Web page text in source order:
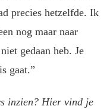
precies hetzelfde. Ik
nog maar naar
gedaan heb. Je
gaat.”
inzien? Hier vind je